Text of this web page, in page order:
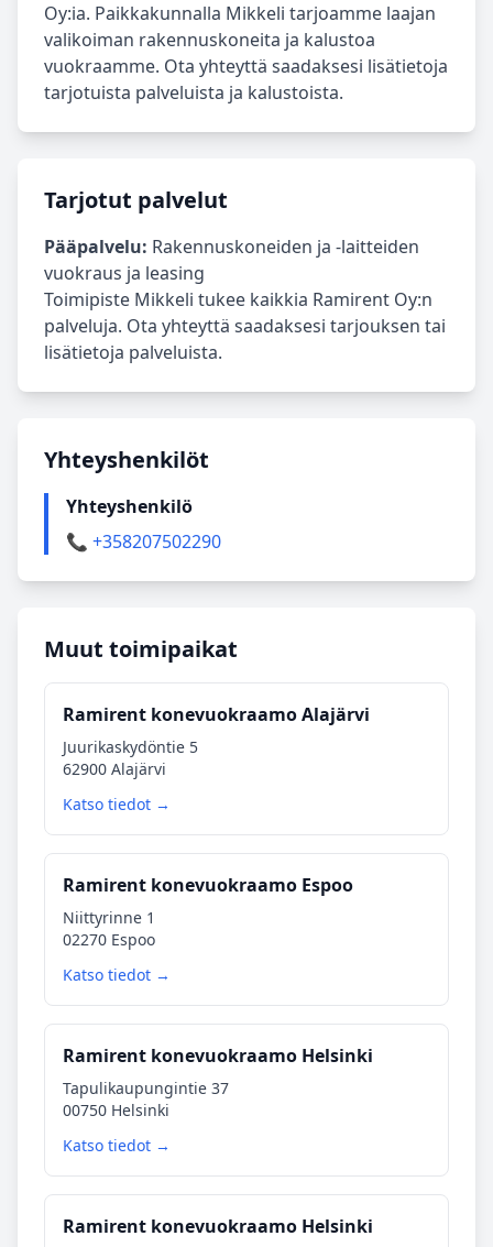
Oy:ia. Paikkakunnalla Mikkeli tarjoamme laajan
valikoiman rakennuskoneita ja kalustoa
vuokraamme. Ota yhteyttä saadaksesi lisätietoja
tarjotuista palveluista ja kalustoista.
Tarjotut palvelut
Pääpalvelu: Rakennuskoneiden ja -laitteiden
vuokraus ja leasing
Toimipiste Mikkeli tukee kaikkia Ramirent Oy:n
palveluja. Ota yhteyttä saadaksesi tarjouksen tai
lisätietoja palveluista.
Yhteyshenkilöt
Yhteyshenkilö
📞 +358207502290
Muut toimipaikat
Ramirent konevuokraamo Alajärvi
Juurikaskydöntie 5
62900 Alajärvi
Katso tiedot →
Ramirent konevuokraamo Espoo
Niittyrinne 1
02270 Espoo
Katso tiedot →
Ramirent konevuokraamo Helsinki
Tapulikaupungintie 37
00750 Helsinki
Katso tiedot →
Ramirent konevuokraamo Helsinki